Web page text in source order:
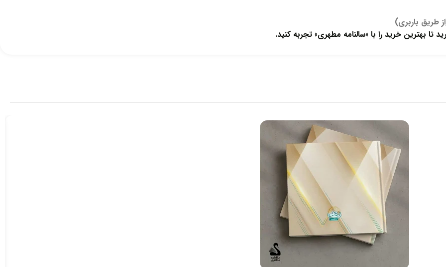
طریق باربری)
تا بهترین خرید را با «سالنامه مطهری» تجربه کنید.